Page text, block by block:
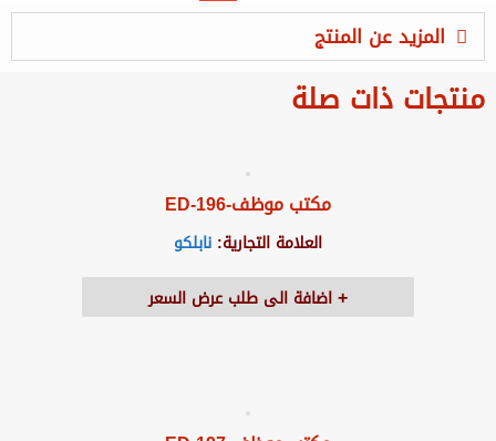
المزيد عن المنتج
منتجات ذات صلة
مكتب موظف-ED-196
العلامة التجارية: نابلكو
اضافة الى طلب عرض السعر